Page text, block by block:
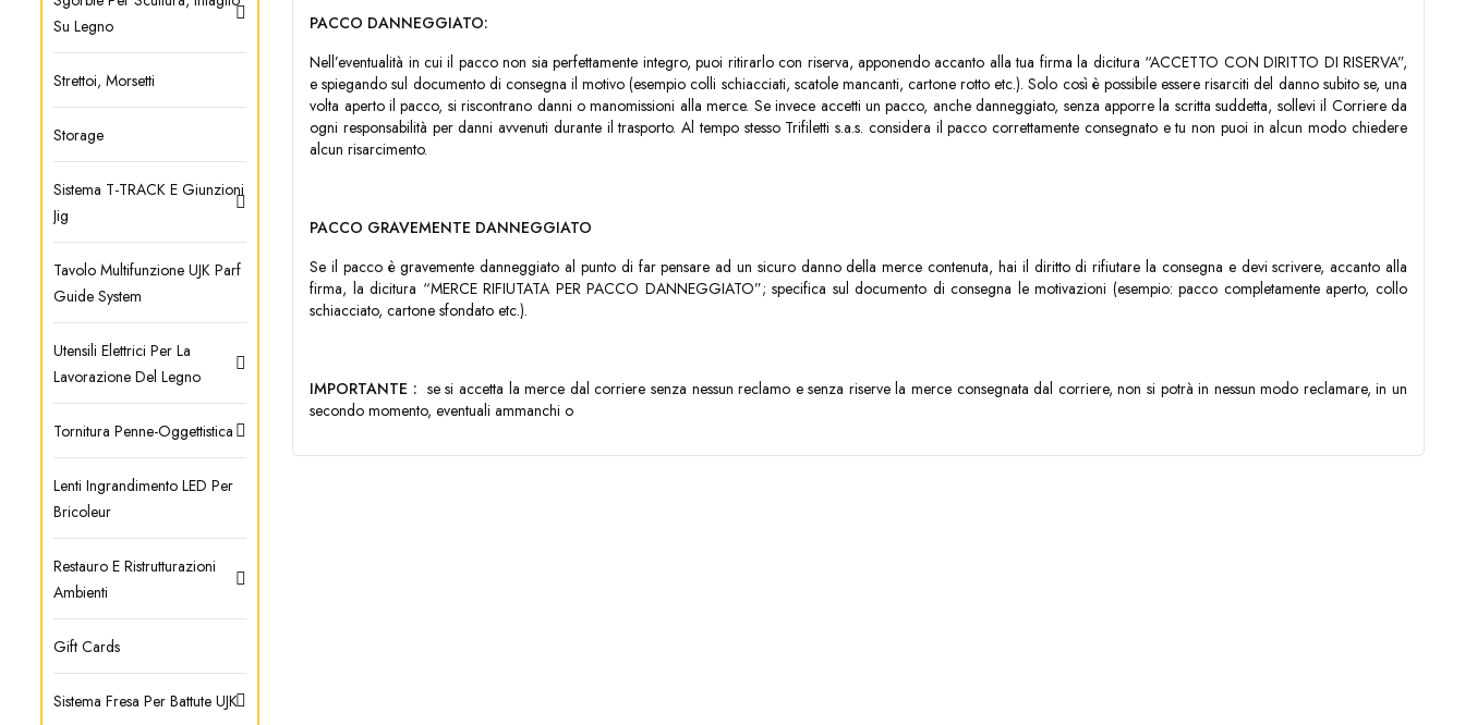
Su Legno
Strettoi, Morsetti
Storage
Sistema T-TRACK E Giunzioni
Jig
Tavolo Multifunzione UJK Parf
Guide System
Utensili Elettrici Per La
Lavorazione Del Legno
Tornitura Penne-Oggettistica
Lenti Ingrandimento LED Per
Bricoleur
Restauro E Ristrutturazioni
Ambienti
Gift Cards
Sistema Fresa Per Battute UJK
PACCO DANNEGGIATO:
Nell’eventualità in cui il pacco non sia perfettamente integro, puoi ritirarlo con riserva, apponendo accanto alla tua firma la dicitura “ACCETTO CON DIRITTO DI RISERVA”,
e spiegando sul documento di consegna il motivo (esempio colli schiacciati, scatole mancanti, cartone rotto etc.). Solo così è possibile essere risarciti del danno subito se, una
volta aperto il pacco, si riscontrano danni o manomissioni alla merce. Se invece accetti un pacco, anche danneggiato, senza apporre la scritta suddetta, sollevi il Corriere da
ogni responsabilità per danni avvenuti durante il trasporto. Al tempo stesso Trifiletti s.a.s. considera il pacco correttamente consegnato e tu non puoi in alcun modo chiedere
alcun risarcimento.
PACCO GRAVEMENTE DANNEGGIATO
Se il pacco è gravemente danneggiato al punto di far pensare ad un sicuro danno della merce contenuta, hai il diritto di rifiutare la consegna e devi scrivere, accanto alla
firma, la dicitura “MERCE RIFIUTATA PER PACCO DANNEGGIATO”; specifica sul documento di consegna le motivazioni (esempio: pacco completamente aperto, collo
schiacciato, cartone sfondato etc.).
IMPORTANTE : se si accetta la merce dal corriere senza nessun reclamo e senza riserve la merce consegnata dal corriere, non si potrà in nessun modo reclamare, in un
secondo momento, eventuali ammanchi o